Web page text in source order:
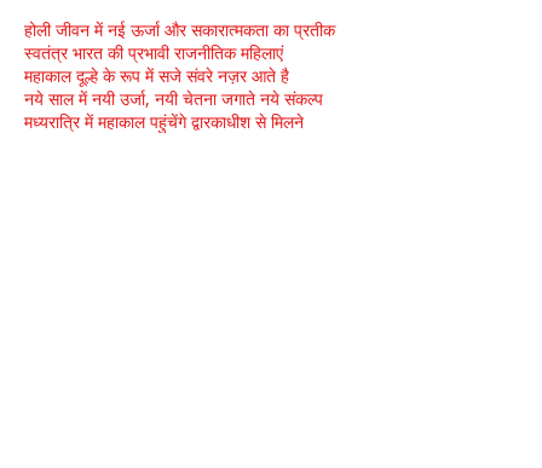
होली जीवन में नई ऊर्जा और सकारात्मकता का प्रतीक
स्वतंत्र भारत की प्रभावी राजनीतिक महिलाएं
महाकाल दूल्हे के रूप में सजे संवरे नज़र आते है
नये साल में नयी उर्जा, नयी चेतना जगाते नये संकल्प
मध्यरात्रि में महाकाल पहुंचेंगे द्वारकाधीश से मिलने